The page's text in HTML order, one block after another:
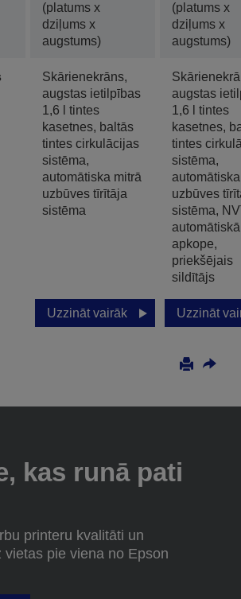
(platums x
dziļums x
augstums)
(platums x
dziļums x
augstums)
Skārienekrāns,
augstas ietilpības
1,6 l tintes
kasetnes, baltās
tintes cirkulācijas
sistēma,
automātiska mitrā
uzbūves tīrītāja
sistēma
augstas
1,6 l tintes
kasetnes,
tintes
sistēma,
uzbūves
sistēma,
automātiskā
apkope,
priekšējais
sildītājs
Uzzināt vairāk Uzzināt
kas runā pati
printeru kvalitāti un
vietas pie viena no Epson